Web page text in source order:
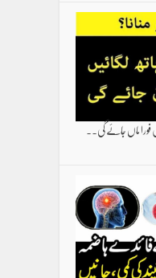
فورا ماں جائے گی۔۔